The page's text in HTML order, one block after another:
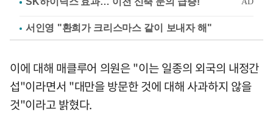
서인영 "환희가 크리스마스 같이 보내자 해"
이에 대해 매클루어 의원은 "이는 일종의 외국의 내정간
섭"이라면서 "대만을 방문한 것에 대해 사과하지 않을
것"이라고 밝혔다.